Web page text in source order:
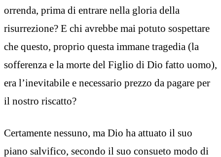
orrenda, prima di entrare nella gloria della
risurrezione? E chi avrebbe mai potuto sospettare
che questo, proprio questa immane tragedia (la
sofferenza e la morte del Figlio di Dio fatto uomo),
era l’inevitabile e necessario prezzo da pagare per
il nostro riscatto?
Certamente nessuno, ma Dio ha attuato il suo
piano salvifico, secondo il suo consueto modo di